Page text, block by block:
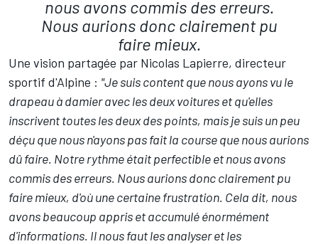
nous avons commis des erreurs.
Nous aurions donc clairement pu
faire mieux.
Une vision partagée par Nicolas Lapierre, directeur
sportif d'Alpine : "Je suis content que nous ayons vu le
drapeau à damier avec les deux voitures et qu'elles
inscrivent toutes les deux des points, mais je suis un peu
déçu que nous n'ayons pas fait la course que nous aurions
dû faire. Notre rythme était perfectible et nous avons
commis des erreurs. Nous aurions donc clairement pu
faire mieux, d'où une certaine frustration. Cela dit, nous
avons beaucoup appris et accumulé énormément
d'informations. Il nous faut les analyser et les